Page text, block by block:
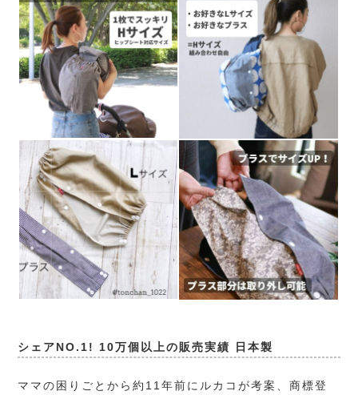
シェアNO.1! 10万個以上の販売実績 日本製
ママの困りごとから約11年前にルカコが考案、商標登